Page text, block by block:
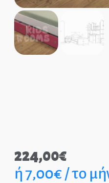
ΜΑΣΙΦ
MDF
Παιδικά
224,00€
ή 7,00€ / το